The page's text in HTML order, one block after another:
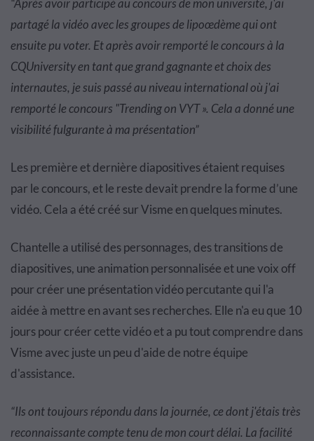
“Après avoir participé au concours de mon université, j'ai
partagé la vidéo avec les groupes de lipoœdème qui ont
ensuite pu voter. Et après avoir remporté le concours à la
CQUniversity en tant que grand gagnante et choix des
internautes, je suis passé au niveau international où j'ai
remporté le concours "Trending on VYT ». Cela a donné une
visibilité fulgurante à ma présentation”
Les première et dernière diapositives étaient requises
par le concours, et le reste devait prendre la forme d’une
vidéo. Cela a été créé sur Visme en quelques minutes.
Chantelle a utilisé des personnages, des transitions de
diapositives, une animation personnalisée et une voix off
pour créer une présentation vidéo percutante qui l'a
aidée à mettre en avant ses recherches. Elle n'a eu que 10
jours pour créer cette vidéo et a pu tout comprendre dans
Visme avec juste un peu d'aide de notre équipe
d'assistance.
“Ils ont toujours répondu dans la journée, ce dont j'étais très
reconnaissante compte tenu de mon court délai. La facilité